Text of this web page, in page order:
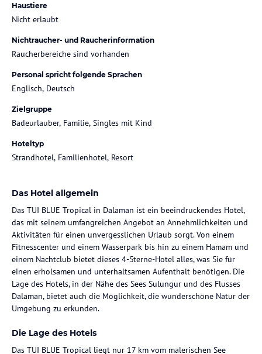
Haustiere
Nicht erlaubt
Nichtraucher- und Raucherinformation
Raucherbereiche sind vorhanden
Personal spricht folgende Sprachen
Englisch, Deutsch
Zielgruppe
Badeurlauber, Familie, Singles mit Kind
Hoteltyp
Strandhotel, Familienhotel, Resort
Das Hotel allgemein
Das TUI BLUE Tropical in Dalaman ist ein beeindruckendes Hotel,
das mit seinem umfangreichen Angebot an Annehmlichkeiten und
Aktivitäten für einen unvergesslichen Urlaub sorgt. Von einem
Fitnesscenter und einem Wasserpark bis hin zu einem Hamam und
einem Nachtclub bietet dieses 4-Sterne-Hotel alles, was Sie für
einen erholsamen und unterhaltsamen Aufenthalt benötigen. Die
Lage des Hotels, in der Nähe des Sees Sulungur und des Flusses
Dalaman, bietet auch die Möglichkeit, die wunderschöne Natur der
Umgebung zu erkunden.
Die Lage des Hotels
Das TUI BLUE Tropical liegt nur 17 km vom malerischen See